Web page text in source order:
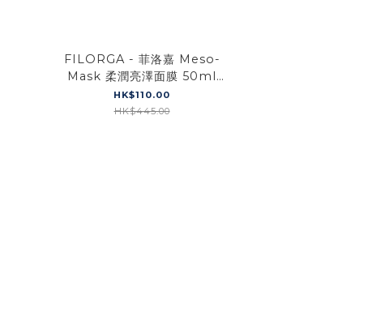
FILORGA - 菲洛嘉 Meso-
Mask 柔潤亮澤面膜 50ml
[到期日:2027-05] (平行進口)
HK$110.00
HK$445.00